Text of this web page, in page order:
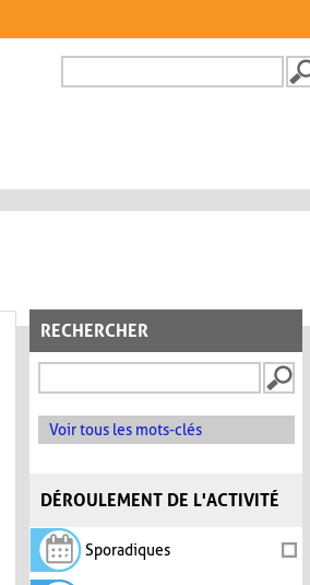
FORMULAIRE DE
RECHERCHER
Voir tous les mots-clés
DÉROULEMENT DE L'ACTIVITÉ
Sporadiques